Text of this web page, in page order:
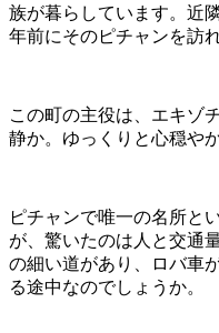
族が暮らしています。近
年前にそのピチャンを訪
この町の主役は、エキゾ
静か。ゆっくりと心穏や
ピチャンで唯一の名所と
が、驚いたのは人と交通
の細い道があり、ロバ車
る途中なのでしょうか。